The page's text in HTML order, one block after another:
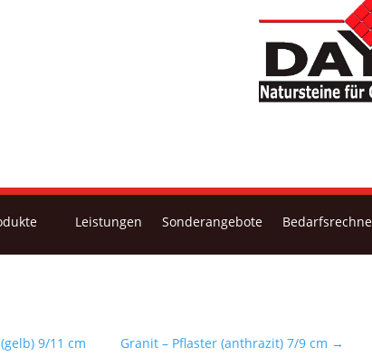
Leistungen Sonderangebote
9/11 cm Granit – Pflaster (anthrazit) 7/9 cm →